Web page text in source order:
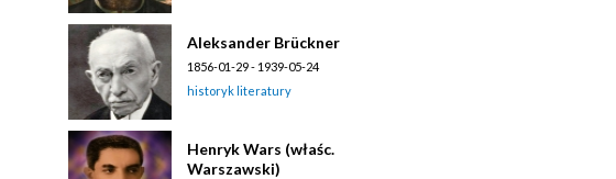
Aleksander Brückner
1856-01-29 - 1939-05-24
historyk literatury
Henryk Wars (właśc.
Warszawski)